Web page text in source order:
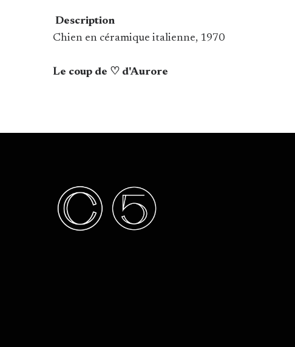
Description
Chien en céramique italienne, 1970
Le coup de ♡ d'Aurore